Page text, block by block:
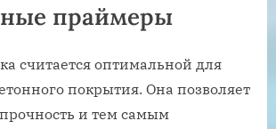
праймеры
считается оптимальной для
покрытия. Она позволяет
и тем самым